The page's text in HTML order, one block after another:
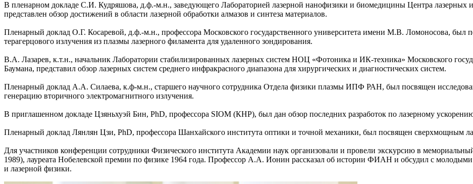
В пленарном докладе С.И. Кудряшова, д.ф.-м.н., заведующего Лабораторией лазерной нанофизики и биомедицины Центра
представлен обзор достижений в области лазерной обработки алмазов и синтеза материалов.
Пленарный доклад О.Г. Косаревой, д.ф.-м.н., профессора Московского государственного университета имени М.В. Ломоносова, был
терагерцового излучения из плазмы лазерного филамента для удаленного зондирования.
В.А. Лазарев, к.т.н., начальник Лаборатории стабилизированных лазерных систем НОЦ «Фотоника и ИК-техника» Московского
Баумана, представил обзор лазерных систем среднего инфракрасного диапазона для хирургических и диагностических систем.
Пленарный доклад А.А. Силаева, к.ф-м.н., старшего научного сотрудника Отдела физики плазмы ИПФ РАН, был посвящен
генерацию вторичного электромагнитного излучения.
В приглашенном докладе Цзяньхуэй Бин, PhD, профессора SIOM (КНР), был дан обзор последних разработок по лазерному
Пленарный доклад Лянлян Цзи, PhD, профессора Шанхайского института оптики и точной механики, был посвящен сверхмощным
Для участников конференции сотрудники Физического института Академии наук организовали и провели экскурсию в
1989), лауреата Нобелевской премии по физике 1964 года. Профессор А.А. Ионин рассказал об истории ФИАН и обсудил с
и лазерной физики.